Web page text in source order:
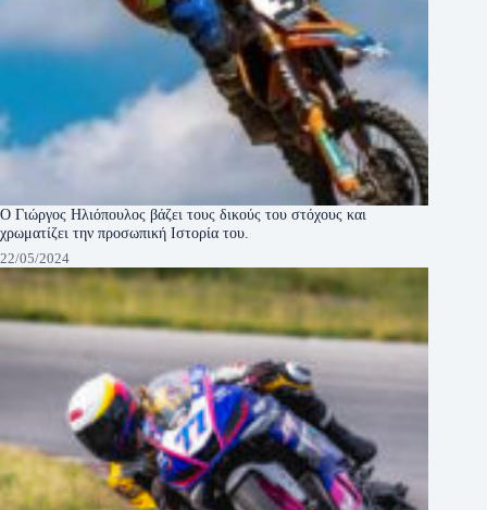
Ο Γιώργος Ηλιόπουλος βάζει τους δικούς του στόχους και
χρωματίζει την προσωπική Ιστορία του.
22/05/2024